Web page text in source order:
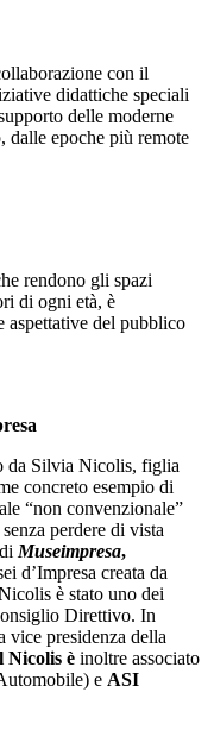
con il
didattiche speciali
delle moderne
dalle epoche più remote
rendono gli spazi
di ogni età, è
aspettative del pubblico
da Silvia Nicolis, figlia
concreto esempio di
“non convenzionale”
perdere di vista
Museimpresa,
d’Impresa creata da
è stato uno dei
Direttivo. In
vice presidenza della
Nicolis è inoltre associato
e ASI